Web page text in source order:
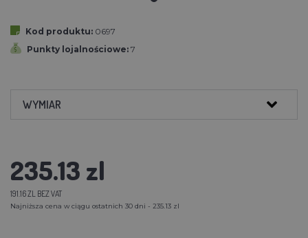
Kod produktu: 0697
Punkty lojalnościowe: 7
WYMIAR
235.13 zl
191.16 ZL BEZ VAT
Najniższa cena w ciągu ostatnich 30 dni - 235.13 zl